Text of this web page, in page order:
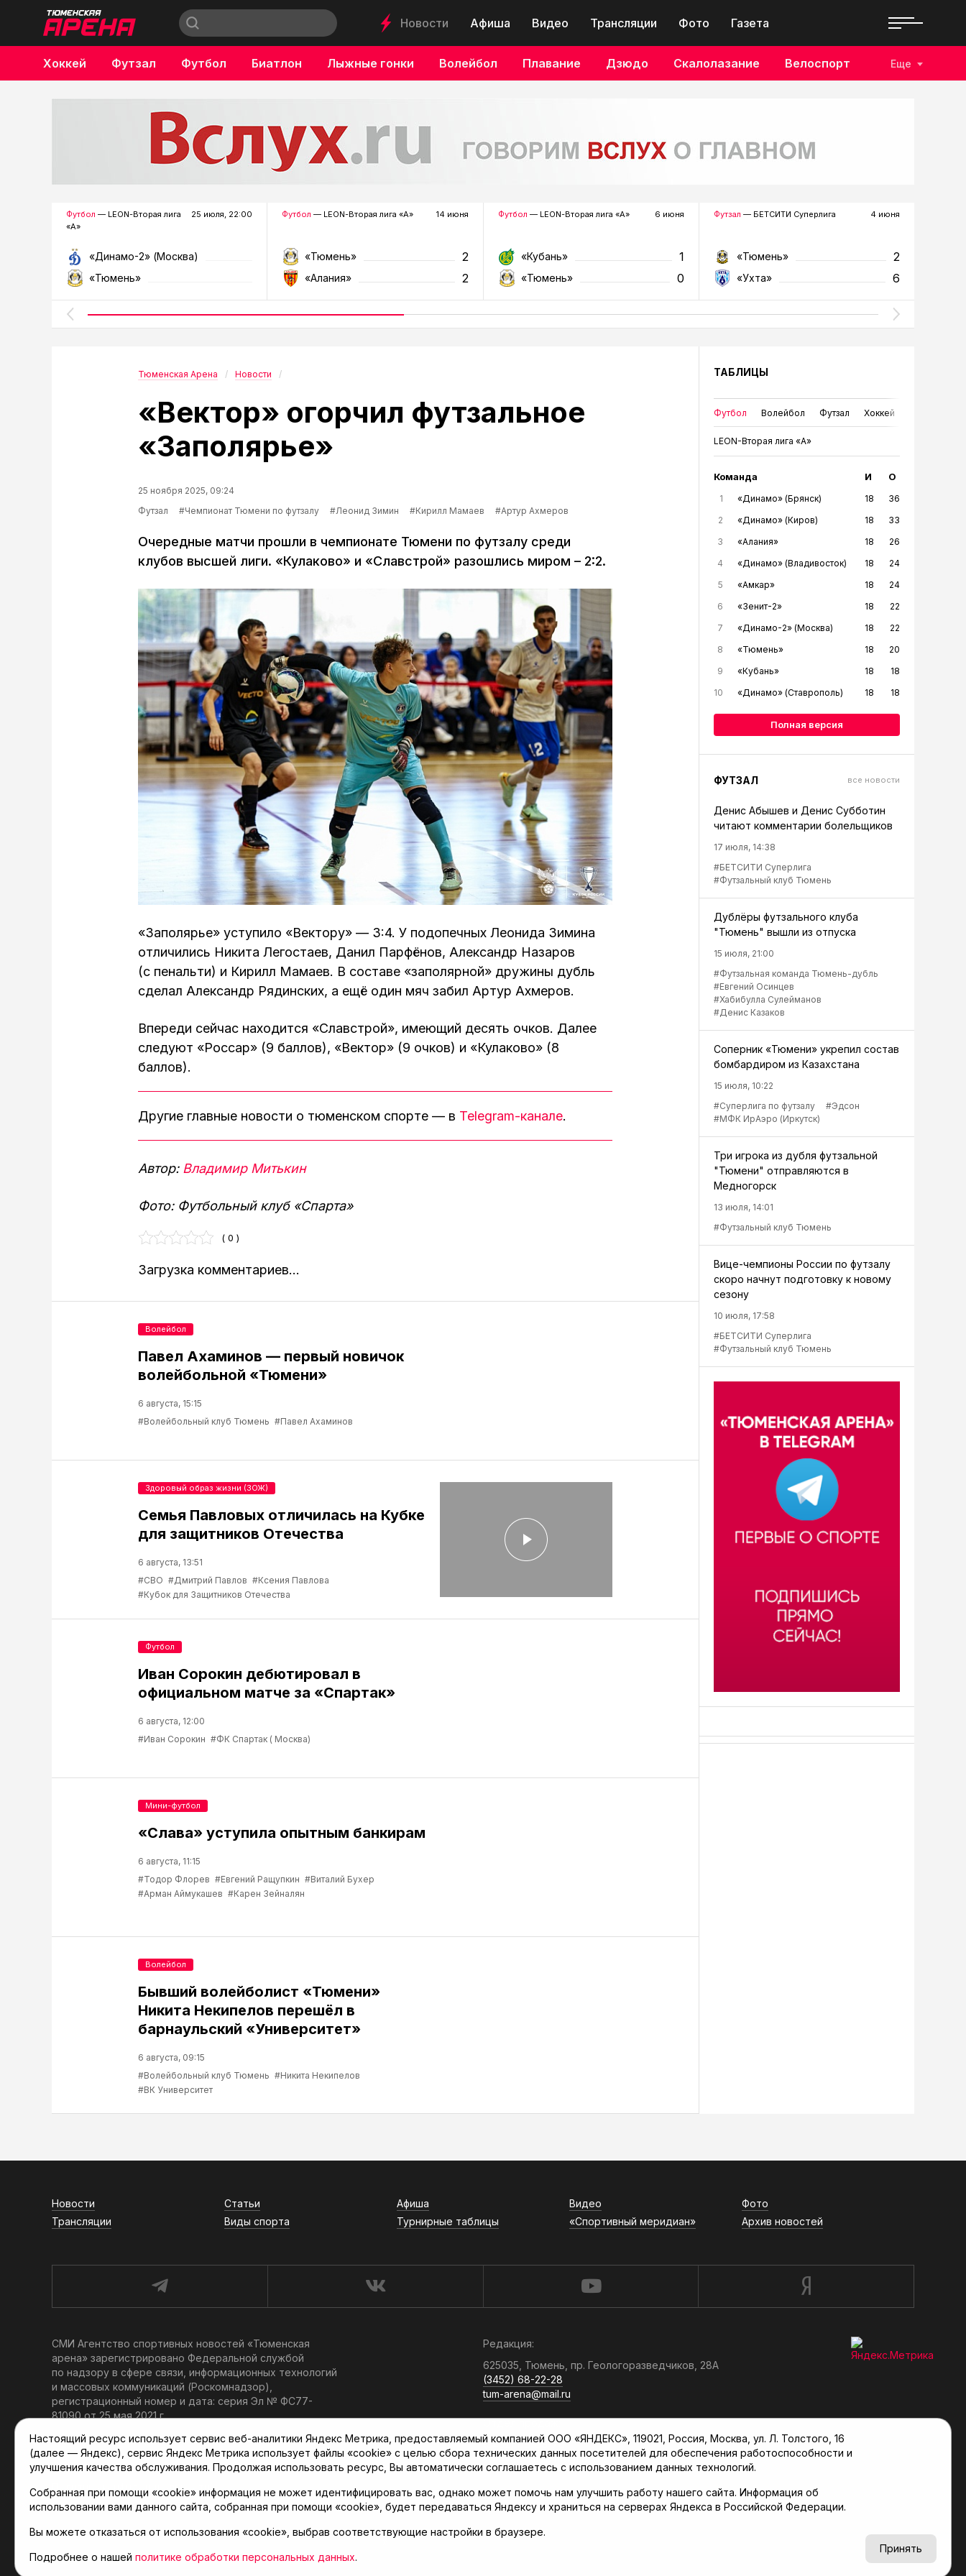
Новости Афиша Видео Трансляции Фото Газета
Хоккей Футзал Футбол Биатлон Лыжные гонки Волейбол Плавание Дзюдо Скалолазание Велоспорт
Бокс
Еще
Футбол — LEON-Вторая лига
«А»
25 июля, 22:00
«Динамо-2» (Москва)
«Тюмень»
Футбол — LEON-Вторая лига «А» 14 июня
«Тюмень» 2
«Алания» 2
Футбол — LEON-Вторая лига «А» 6 июня
«Кубань» 1
«Тюмень» 0
Футзал — БЕТСИТИ Суперлига 4 июня
«Тюмень» 2
«Ухта» 6
Тюменская Арена Новости
«Вектор» огорчил футзальное
«Заполярье»
25 ноября 2025, 09:24
Футзал
#Чемпионат Тюмени по футзалу #Леонид Зимин #Кирилл Мамаев #Артур Ахмеров
Очередные матчи прошли в чемпионате Тюмени по футзалу среди
клубов высшей лиги. «Кулаково» и «Славстрой» разошлись миром – 2:2.
«Заполярье» уступило «Вектору» — 3:4. У подопечных Леонида Зимина
отличились Никита Легостаев, Данил Парфёнов, Александр Назаров
(с пенальти) и Кирилл Мамаев. В составе «заполярной» дружины дубль
сделал Александр Рядинских, а ещё один мяч забил Артур Ахмеров.
Впереди сейчас находится «Славстрой», имеющий десять очков. Далее
следуют «Россар» (9 баллов), «Вектор» (9 очков) и «Кулаково» (8
баллов).
Другие главные новости о тюменском спорте — в Telegram-канале.
Автор: Владимир Митькин
Фото: Футбольный клуб «Спарта»
( 0 )
Загрузка комментариев...
Павел Ахаминов — первый новичок
волейбольной «Тюмени»
6 августа, 15:15
#Волейбольный клуб Тюмень #Павел Ахаминов
Волейбол
Семья Павловых отличилась на Кубке
для защитников Отечества
6 августа, 13:51
#СВО #Дмитрий Павлов #Ксения Павлова
#Кубок для Защитников Отечества
Здоровый образ жизни (ЗОЖ)
Иван Сорокин дебютировал в
официальном матче за «Спартак»
6 августа, 12:00
#Иван Сорокин #ФК Спартак ( Москва)
Футбол
«Слава» уступила опытным банкирам
6 августа, 11:15
#Тодор Флорев #Евгений Ращупкин #Виталий Бухер
#Арман Аймукашев #Карен Зейналян
Мини-футбол
Бывший волейболист «Тюмени»
Никита Некипелов перешёл в
барнаульский «Университет»
6 августа, 09:15
#Волейбольный клуб Тюмень #Никита Некипелов
#ВК Университет
Волейбол
ТАБЛИЦЫ
Футбол Волейбол Футзал Хоккей
LEON-Вторая лига «А»
Команда И О
1 «Динамо» (Брянск) 18
36
2
«Динамо» (Киров) 18
33
3
«Алания» 18
26
4
«Динамо» (Владивосток) 18
24
5
«Амкар» 18
24
6
«Зенит-2» 18
22
7
«Динамо-2» (Москва) 18
22
8
«Тюмень» 18
20
9
«Кубань» 18
18
10
«Динамо» (Ставрополь) 18 18
Полная версия
ФУТЗАЛ все новости
Денис Абышев и Денис Субботин
читают комментарии болельщиков
17 июля, 14:38
#БЕТСИТИ Суперлига
#Футзальный клуб Тюмень
Дублёры футзального клуба
"Тюмень" вышли из отпуска
15 июля, 21:00
#Футзальная команда Тюмень-дубль
#Евгений Осинцев
#Хабибулла Сулейманов
#Денис Казаков
Соперник «Тюмени» укрепил состав
бомбардиром из Казахстана
15 июля, 10:22
#Суперлига по футзалу
#Эдсон
#МФК ИрАэро (Иркутск)
Три игрока из дубля футзальной
"Тюмени" отправляются в
Медногорск
13 июля, 14:01
#Футзальный клуб Тюмень
Вице-чемпионы России по футзалу
скоро начнут подготовку к новому
сезону
10 июля, 17:58
#БЕТСИТИ Суперлига
#Футзальный клуб Тюмень
Новости Статьи Афиша Видео
Фото
Трансляции
Виды спорта Турнирные таблицы «Спортивный меридиан» Архив новостей
СМИ Агентство спортивных новостей «Тюменская
арена» зарегистрировано Федеральной службой
по надзору в сфере связи, информационных технологий
и массовых коммуникаций (Роскомнадзор),
регистрационный номер и дата: серия Эл № ФС77-
81090 от 25 мая 2021 г.
Главный редактор: Мартынов В. В.
При использовании материалов ссылка обязательна.
Политика конфиденциальности
Редакция:
625035, Тюмень, пр. Геологоразведчиков, 28А
(3452) 68-22-28
tum-arena@mail.ru
Отдел продаж:
(3452) 68-89-78
kotovaev@sibinformburo.ru
© 2001-2026 Агентство спортивных новостей «Тюменская арена»
Карта сайта
6+
Настоящий ресурс использует сервис веб-аналитики Яндекс Метрика, предоставляемый компанией ООО «ЯНДЕКС», 119021, Россия, Москва, ул. Л. Толстого, 16
(далее — Яндекс), сервис Яндекс Метрика использует файлы «cookie» с целью сбора технических данных посетителей для обеспечения работоспособности и
улучшения качества обслуживания. Продолжая использовать ресурс, Вы автоматически соглашаетесь с использованием данных технологий.
Собранная при помощи «cookie» информация не может идентифицировать вас, однако может помочь нам улучшить работу нашего сайта. Информация об
использовании вами данного сайта, собранная при помощи «cookie», будет передаваться Яндексу и храниться на серверах Яндекса в Российской Федерации.
Вы можете отказаться от использования «cookie», выбрав соответствующие настройки в браузере.
Подробнее о нашей политике обработки персональных данных.
Принять